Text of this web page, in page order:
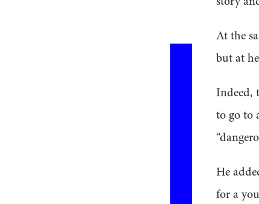
At the
but at
Indeed,
to go to
He
for a